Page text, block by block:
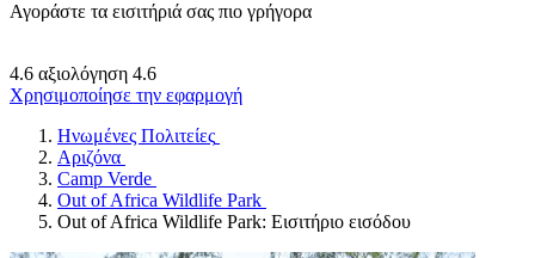
Αγοράστε τα εισιτήριά σας πιο γρήγορα
4.6 αξιολόγηση 4.6
Χρησιμοποίησε την εφαρμογή
Ηνωμένες Πολιτείες
Αριζόνα
Camp Verde
Out of Africa Wildlife Park
Out of Africa Wildlife Park: Εισιτήριο εισόδου